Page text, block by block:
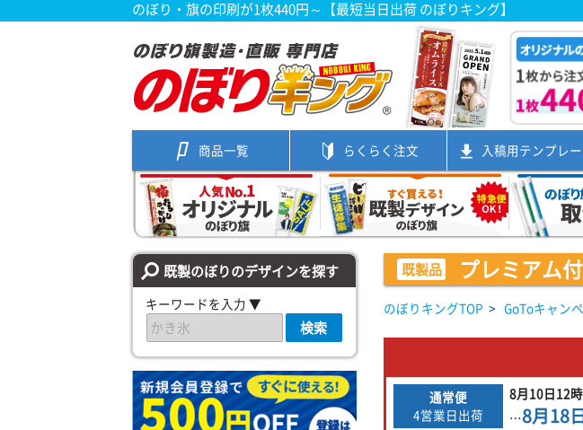
のぼり・旗の印刷が1枚440円～【最短当日出荷 のぼりキング】
商品一覧 らくらく注文 入稿用テンプレ
既製のぼりのデザインを探す
キーワードを入力 ▼
検索
既製品 プレミアム
のぼりキングTOP > GoToキャン
通常便
4営業日出荷
8月10日12時
…8月18